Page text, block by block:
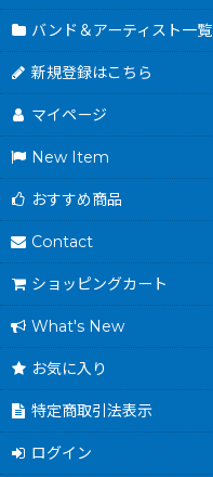
バンド＆アーティスト一覧
新規登録はこちら
マイページ
New Item
おすすめ商品
Contact
ショッピングカート
What's New
お気に入り
特定商取引法表示
ログイン